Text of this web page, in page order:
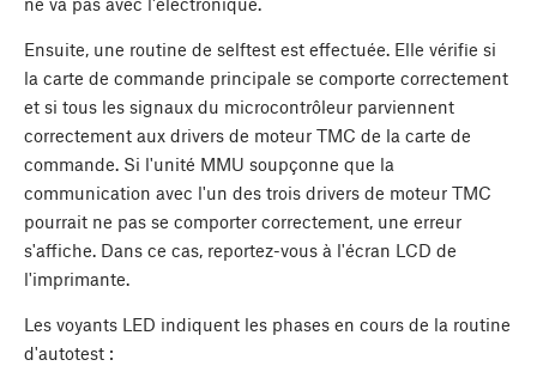
Ensuite, une routine de selftest est effectuée. Elle vérifie si
la carte de commande principale se comporte correctement
et si tous les signaux du microcontrôleur parviennent
correctement aux drivers de moteur TMC de la carte de
commande. Si l'unité MMU soupçonne que la
communication avec l'un des trois drivers de moteur TMC
pourrait ne pas se comporter correctement, une erreur
s'affiche. Dans ce cas, reportez-vous à l'écran LCD de
l'imprimante.
Les voyants LED indiquent les phases en cours de la routine
d'autotest :